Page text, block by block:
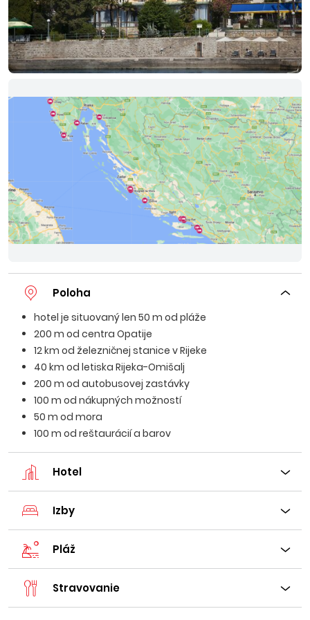
Poloha
hotel je situovaný len 50 m od pláže
200 m od centra Opatije
12 km od železničnej stanice v Rijeke
40 km od letiska Rijeka-Omišalj
200 m od autobusovej zastávky
100 m od nákupných možností
50 m od mora
100 m od reštaurácií a barov
Hotel
Izby
Pláž
Stravovanie